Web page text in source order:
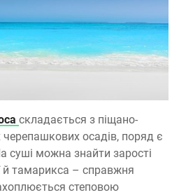
складається з піщано-
осадів, поряд є
суші можна знайти зарості
й тамарикса – справжня
степовою